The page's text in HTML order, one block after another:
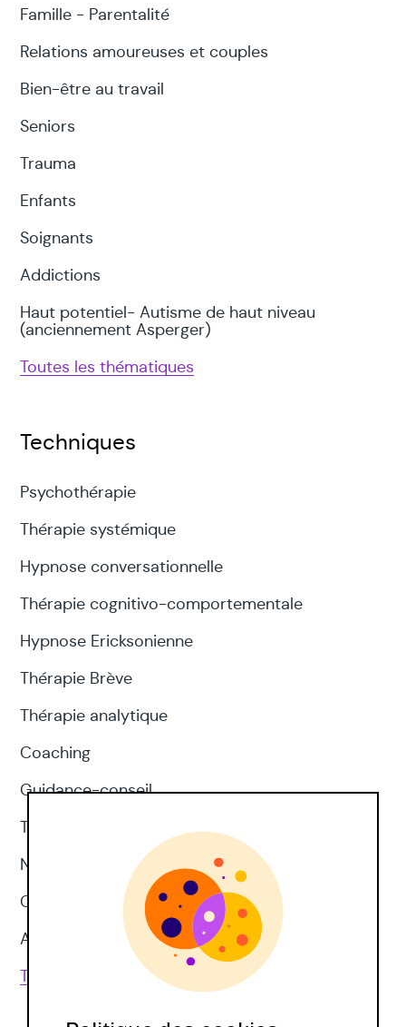
Famille - Parentalité
Relations amoureuses et couples
Bien-être au travail
Seniors
Trauma
Enfants
Soignants
Addictions
Haut potentiel- Autisme de haut niveau
(anciennement Asperger)
Toutes les thématiques
Techniques
Psychothérapie
Thérapie systémique
Hypnose conversationnelle
Thérapie cognitivo-comportementale
Hypnose Ericksonienne
Thérapie Brève
Thérapie analytique
Coaching
Guidance-conseil
Thérapie d'acceptation et d'engagement
Neuropsychologie
CNV
Approches corporelles
Toutes les techniques